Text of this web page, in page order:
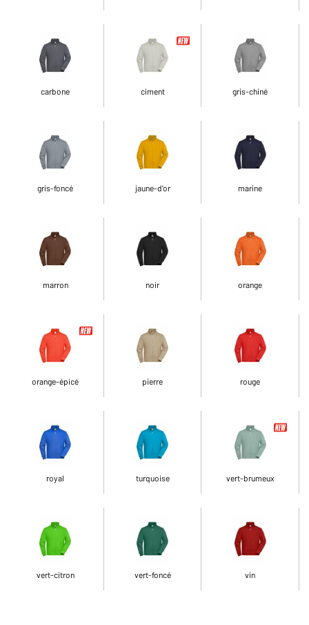
carbone ciment gris-chiné
gris-foncé jaune-d'or marine
marron noir orange
orange-épicé pierre rouge
royal turquoise vert-brumeux
vert-citron vert-foncé vin